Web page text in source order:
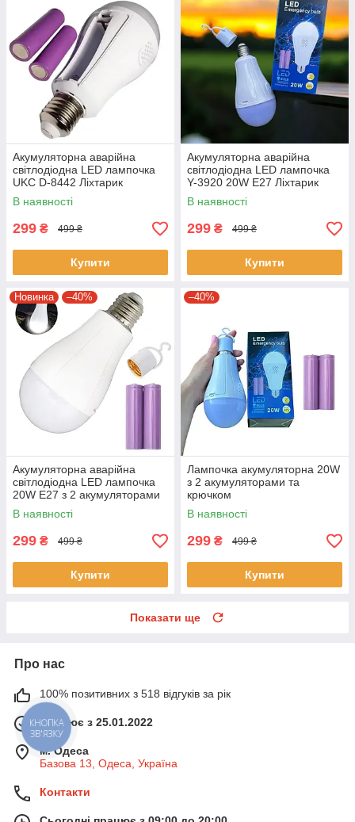
Акумуляторна аварійна
світлодіодна LED лампочка
UKC D-8442 Ліхтарик
світильник
В наявності
299 ₴ 499 ₴
Купити
Акумуляторна аварійна
світлодіодна LED лампочка
Y-3920 20W E27 Ліхтарик
світильник на 2 акумуляторах
В наявності
299 ₴ 499 ₴
Купити
Новинка –40%
Акумуляторна аварійна
світлодіодна LED лампочка
20W E27 з 2 акумуляторами
В наявності
299 ₴ 499 ₴
Купити
–40%
Лампочка акумуляторна 20W
з 2 акумуляторами та
крючком
В наявності
299 ₴ 499 ₴
Купити
Показати ще
Про нас
100% позитивних з 518 відгуків за рік
Працює з 25.01.2022
м. Одеса
Базова 13, Одеса, Україна
Контакти
КНОПКА
ЗВ'ЯЗКУ